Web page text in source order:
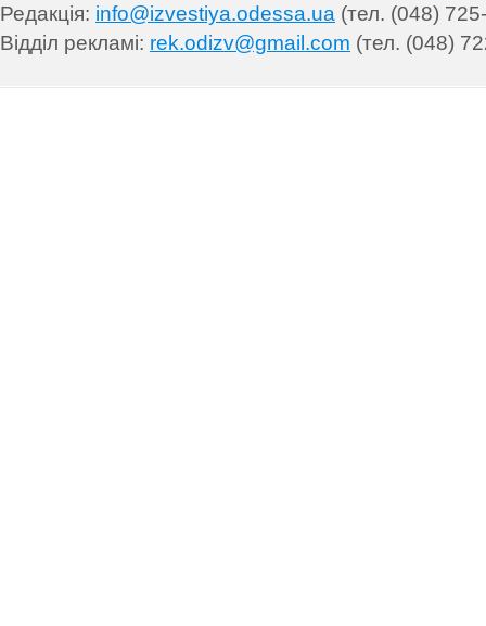
Редакція: info@izvestiya.odessa.ua (тел. (048)
Відділ рекламі: rek.odizv@gmail.com (тел. (048)